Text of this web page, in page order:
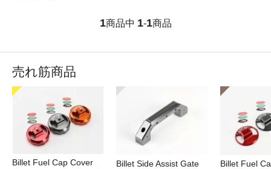
1商品中 1-1商品
売れ筋商品
Billet Fuel Cap Cover
Billet Side Assist Gate
Billet Fuel